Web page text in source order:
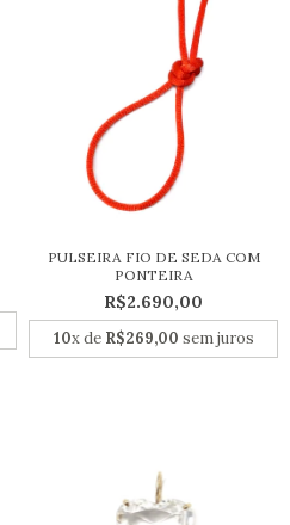
PULSEIRA FIO DE SEDA COM
PONTEIRA
R$2.690,00
10x de R$269,00 sem juros